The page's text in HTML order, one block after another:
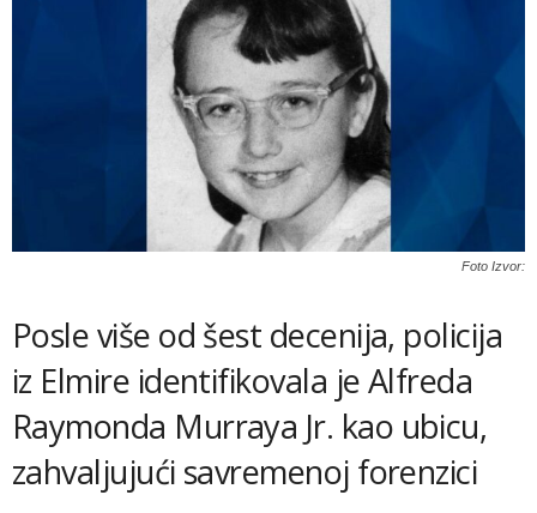
Foto Izvor:
Posle više od šest decenija, policija
iz Elmire identifikovala je Alfreda
Raymonda Murraya Jr. kao ubicu,
zahvaljujući savremenoj forenzici